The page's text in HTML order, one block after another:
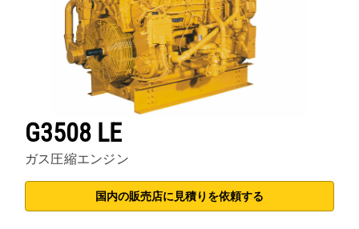
G3508 LE
ガス圧縮エンジン
国内の販売店に見積りを依頼する